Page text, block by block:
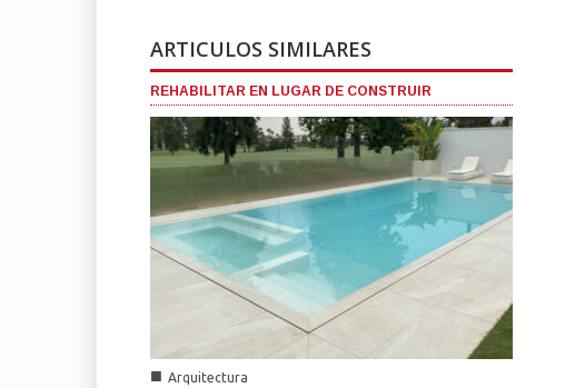
ARTICULOS SIMILARES
REHABILITAR EN LUGAR DE CONSTRUIR
■ Arquitectura